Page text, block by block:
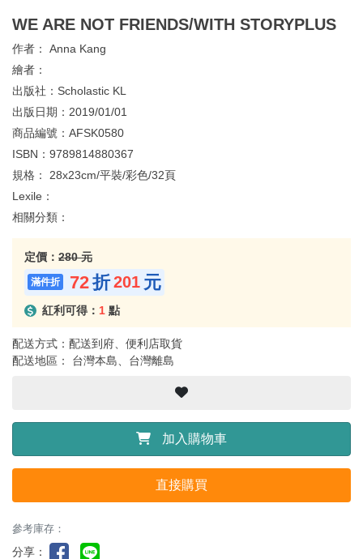
WE ARE NOT FRIENDS/WITH STORYPLUS
作者： Anna Kang
繪者：
出版社： Scholastic KL
出版日期： 2019/01/01
商品編號： AFSK0580
ISBN： 9789814880367
規格： 28x23cm/平裝/彩色/32頁
Lexile：
相關分類：
定價： 280 元
72折201 元
紅利可得： 1 點
配送方式：配送到府、便利店取貨
配送地區： 台灣本島、台灣離島
加入購物車
直接購買
參考庫存：
分享：